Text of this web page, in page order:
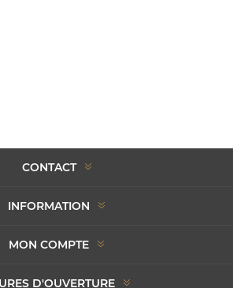
CONTACT
INFORMATION
MON COMPTE
D'OUVERTURE